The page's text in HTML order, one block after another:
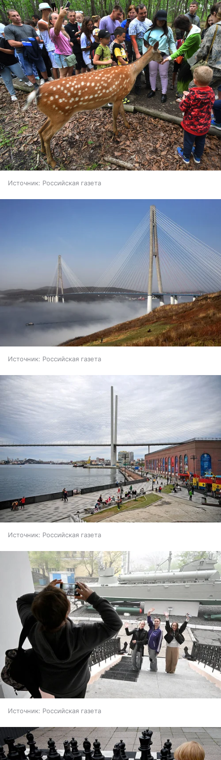
Источник: Российская газета
Источник: Российская газета
Источник: Российская газета
Источник: Российская газета